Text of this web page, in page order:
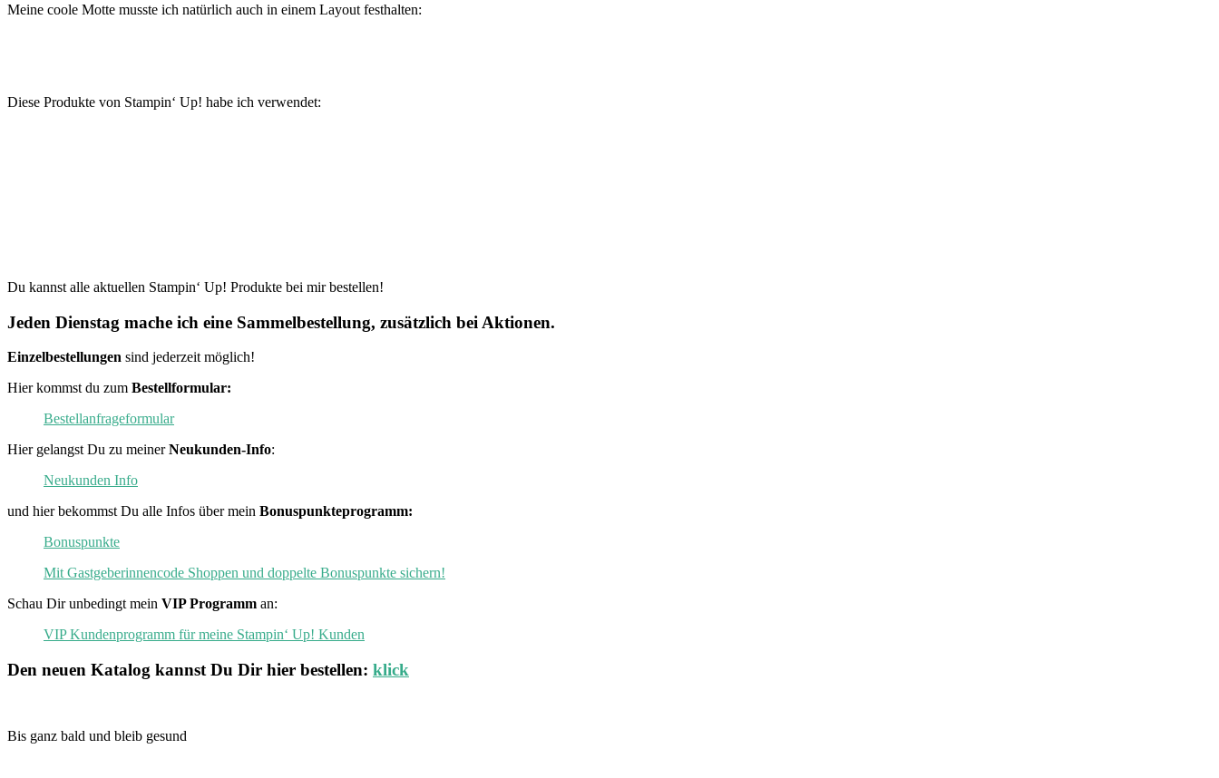
Meine coole Motte musste ich natürlich auch in einem Layout festhalten:
Diese Produkte von Stampin‘ Up! habe ich verwendet:
Du kannst alle aktuellen Stampin‘ Up! Produkte bei mir bestellen!
Jeden Dienstag mache ich eine Sammelbestellung, zusätzlich bei Aktionen.
Einzelbestellungen sind jederzeit möglich!
Hier kommst du zum Bestellformular:
Bestellanfrageformular
Hier gelangst Du zu meinerNeukunden-Info:
Neukunden Info
und hier bekommst Du alle Infos über mein Bonuspunkteprogramm:
Bonuspunkte
Mit Gastgeberinnencode Shoppen und doppelte Bonuspunkte sichern!
Schau Dir unbedingt mein VIP Programm an:
VIP Kundenprogramm für meine Stampin‘ Up! Kunden
Den neuen Katalog kannst Du Dir hier bestellen: klick
Bis ganz bald und bleib gesund